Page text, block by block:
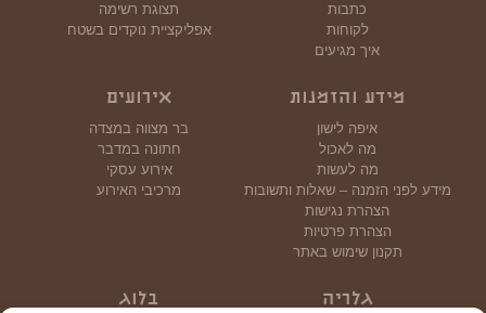
כתבות
לקוחות
איך מגיעים
תצוגת רשימה
אפליקציית נוקדים בשטח
מידע והזמנות
איפה לישון
מה לאכול
מה לעשות
מידע לפני הזמנה – שאלות ותשובות
הצהרת נגישות
הצהרת פרטיות
תקנון שימוש באתר
אירועים
בר מצווה במצדה
חתונה במדבר
אירוע עסקי
מרכיבי האירוע
גלריה בלוג